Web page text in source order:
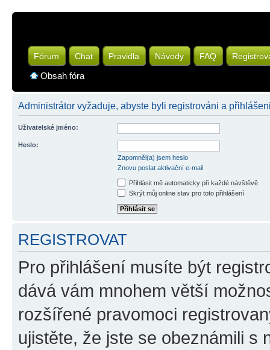
Fórum Chat Pravidla Návody FAQ
Obsah fóra
Administrátor vyžaduje, abyste byli registrováni a
Uživatelské jméno:
Heslo:
Zapomněl(a) jsem heslo
Znovu poslat aktivační e-mail
Přihlásit mě automaticky při každé návštěvě
Skrýt můj online stav pro toto přihlášení
REGISTROVAT
Pro přihlášení musíte být
dává vám mnohem větší
rozšířené pravomoci
ujistěte, že jste se obeznámili s